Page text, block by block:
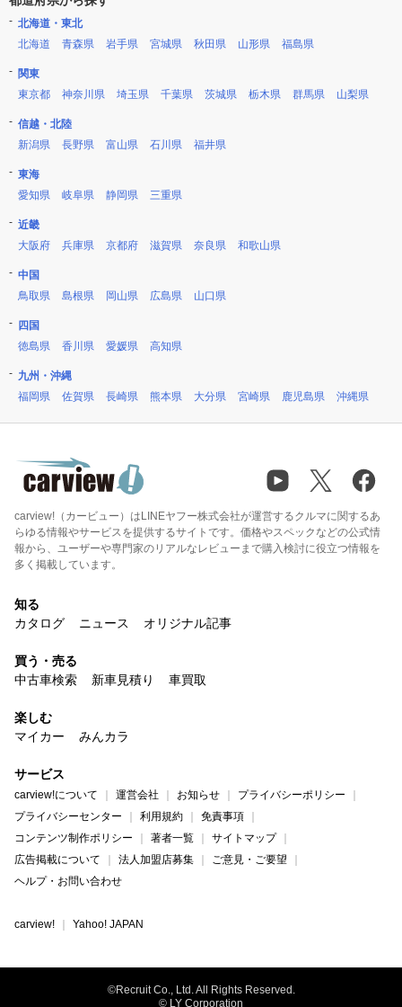
北海道・東北
北海道
青森県 岩手県 宮城県 秋田県 山形県 福島県
関東
東京都
神奈川県 埼玉県 千葉県 茨城県 栃木県 群馬県 山梨県
信越・北陸
新潟県
長野県 富山県 石川県 福井県
東海
愛知県
岐阜県 静岡県 三重県
近畿
大阪府
兵庫県 京都府 滋賀県 奈良県 和歌山県
中国
鳥取県
島根県 岡山県 広島県 山口県
四国
徳島県
香川県 愛媛県 高知県
九州・沖縄
福岡県
佐賀県 長崎県 熊本県 大分県 宮崎県 鹿児島県 沖縄県
carview!（カービュー）はLINEヤフー株式会社が運営するクルマに関するあ
らゆる情報やサービスを提供するサイトです。価格やスペックなどの公式情
報から、ユーザーや専門家のリアルなレビューまで購入検討に役立つ情報を
多く掲載しています。
知る
カタログ
ニュース オリジナル記事
買う・売る
中古車検索
新車見積り 車買取
楽しむ
マイカー
みんカラ
サービス
carview!について 運営会社 お知らせ
プライバシーポリシー
プライバシーセンター
利用規約
免責事項
コンテンツ制作ポリシー
著者一覧
サイトマップ
広告掲載について
法人加盟店募集
ご意見・ご要望
ヘルプ・お問い合わせ
carview! Yahoo! JAPAN
©Recruit Co., Ltd. All Rights Reserved.
© LY Corporation